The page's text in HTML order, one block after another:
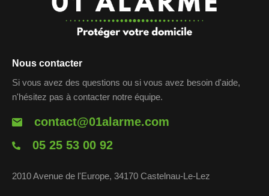
Nous contacter
Si vous avez des questions ou si vous avez besoin d'aide,
n'hésitez pas à contacter notre équipe.
contact@01alarme.com
05 25 53 00 92
2010 Avenue de l'Europe, 34170 Castelnau-Le-Lez